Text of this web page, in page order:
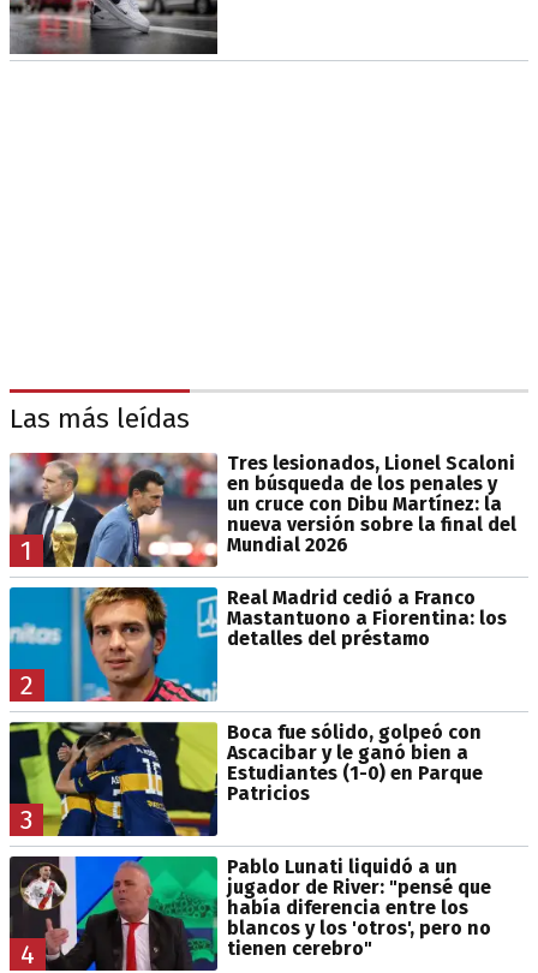
Las más leídas
1
Tres lesionados, Lionel Scaloni
en búsqueda de los penales y
un cruce con Dibu Martínez: la
nueva versión sobre la final del
Mundial 2026
2
Real Madrid cedió a Franco
Mastantuono a Fiorentina: los
detalles del préstamo
3
Boca fue sólido, golpeó con
Ascacibar y le ganó bien a
Estudiantes (1-0) en Parque
Patricios
4
Pablo Lunati liquidó a un
jugador de River: "pensé que
había diferencia entre los
blancos y los 'otros', pero no
tienen cerebro"